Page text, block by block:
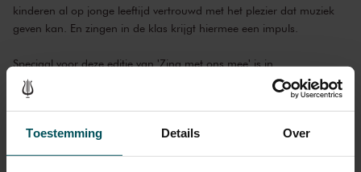
Toestemming Details Over
kinderen al op jonge leeftijd vertrouwd met het plezier dat muziek
geven kan. En zingen in de klas krijgt hiermee een impuls.
Speciaal voor deze editie van 'Zing met ons mee' is in
samenwerking met uitgeverij Querido het boekje
Ik sta paf!met cd
verschenen met 14 liedjes van Annie M.G. Schmidt, van
Dikkertje
DaptotHet beertje Pippeloentje. Op maandagochtend 25 maart,
kort voor het te livestreamen concert, wijdt de NTR een speciale tv-
uitzending aan het project. Dit programma wordt gelijktijdig